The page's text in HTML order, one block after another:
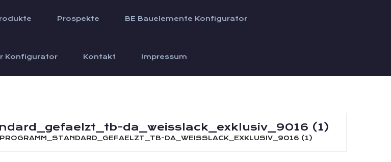
Prospekte BE Bauelemente Konfigurator
Konfigurator Kontakt Impressum
da_weisslack_exklusiv_9016 (1)
DA_WEISSLACK_EXKLUSIV_9016 (1)